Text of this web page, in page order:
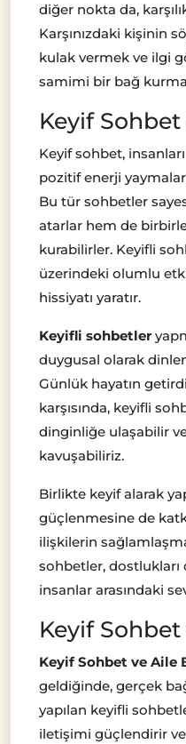
diğer nokta da,
Karşınızdaki kişinin
kulak vermek ve ilgi
samimi bir bağ
Keyif
Keyif sohbet,
pozitif enerji
Bu tür sohbetler
atarlar hem de
kurabilirler. Keyifli
üzerindeki olumlu
hissiyatı yaratır.
Keyifli sohbetler
duygusal olarak
Günlük hayatın
karşısında, keyifli
dinginliğe ulaşabilir
kavuşabiliriz.
Birlikte keyif alarak
güçlenmesine de
ilişkilerin
sohbetler, dostlukları
insanlar arasındaki
Keyif Sohbet
Keyif Sohbet ve Aile
geldiğinde, gerçek
yapılan keyifli
iletişimi güçlendirir